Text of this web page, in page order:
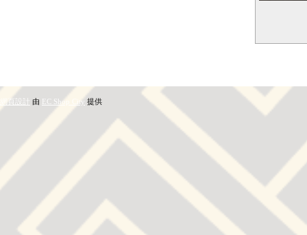
網頁設計 由 EC Shop City 提供